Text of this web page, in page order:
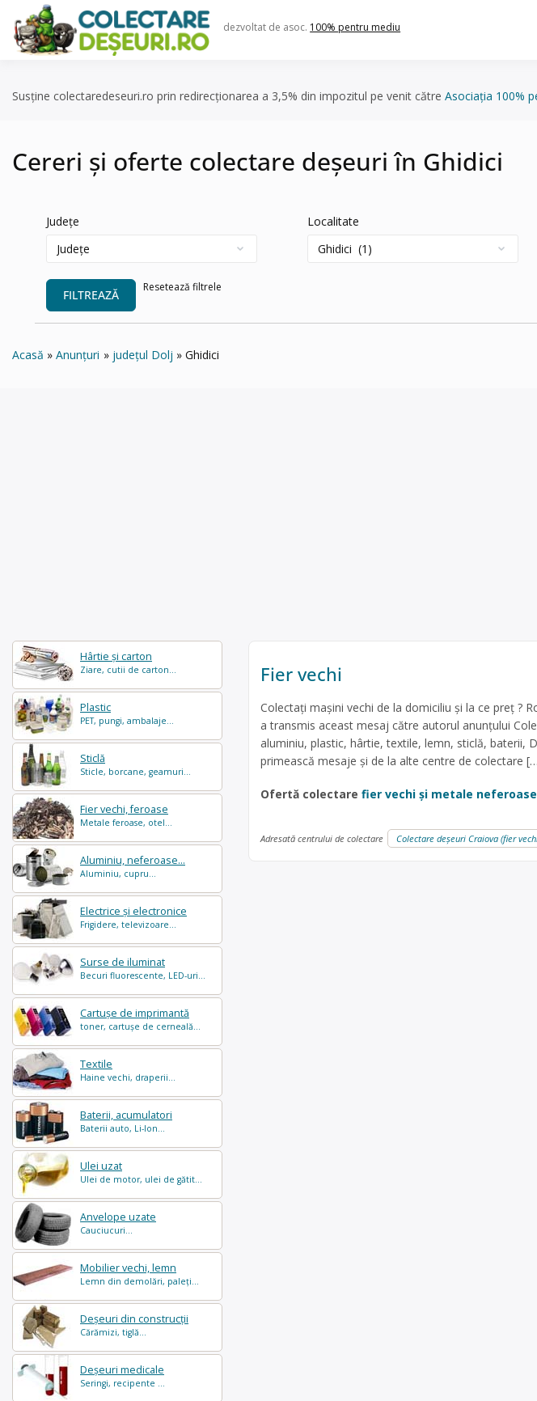
content
dezvoltat de asoc. 100% pentru mediu
Susține colectaredeseuri.ro prin redirecționarea a 3,5% din impozitul pe venit către Asociația 100%
Cereri și oferte colectare deșeuri în Ghidici
Județe Localitate
FILTREAZĂ
Resetează filtrele
Acasă Anunțuri județul Dolj Ghidici
Hârtie și carton
Ziare, cutii de carton...
Plastic
PET, pungi, ambalaje...
Sticlă
Sticle, borcane, geamuri...
Fier vechi, feroase
Metale feroase, otel...
Aluminiu, neferoase...
Aluminiu, cupru...
Electrice și electronice
Frigidere, televizoare...
Surse de iluminat
Becuri fluorescente, LED-uri...
Cartușe de imprimantă
toner, cartușe de cerneală...
Textile
Haine vechi, draperii...
Baterii, acumulatori
Baterii auto, Li-Ion...
Ulei uzat
Ulei de motor, ulei de gătit...
Anvelope uzate
Cauciucuri...
Mobilier vechi, lemn
Lemn din demolări, paleți...
Deșeuri din construcții
Cărămizi, tiglă...
Deșeuri medicale
Seringi, recipente ...
Fier vechi
Colectați mașini vechi de la domiciliu și la ce preț ?
a transmis aceast mesaj către autorul anunțului
aluminiu, plastic, hârtie, textile, lemn, sticlă, baterii,
primească mesaje și de la alte centre de colectare
Ofertă colectare fier vechi și metale neferoase
Adresată centrului de colectare Colectare deșeuri Craiova (fier